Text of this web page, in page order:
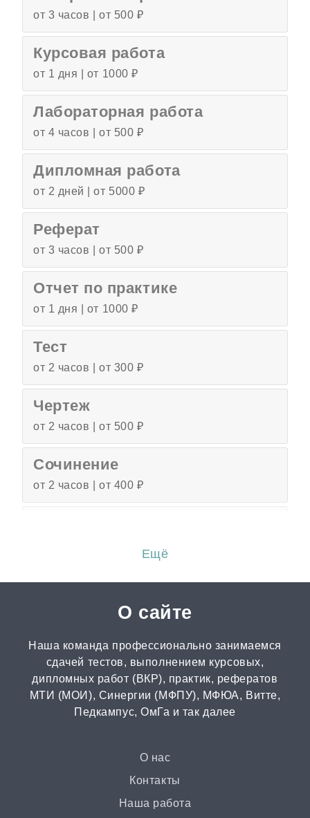
от 3 часов | от 500 ₽
Курсовая работа
от 1 дня | от 1000 ₽
Лабораторная работа
от 4 часов | от 500 ₽
Дипломная работа
от 2 дней | от 5000 ₽
Реферат
от 3 часов | от 500 ₽
Отчет по практике
от 1 дня | от 1000 ₽
Тест
от 2 часов | от 300 ₽
Чертеж
от 2 часов | от 500 ₽
Сочинение
от 2 часов | от 400 ₽
Перевод
от 2 часов | от 300 ₽
Диссертация
от 15 дней | от 15000 ₽
Бизнес-план
от 3 часов | от 500 ₽
от 3 часов | от 500 ₽
Ещё
О сайте
Наша команда профессионально занимаемся
сдачей тестов, выполнением курсовых,
дипломных работ (ВКР), практик, рефератов
МТИ (МОИ), Синергии (МФПУ), МФЮА, Витте,
Педкампус, ОмГа и так далее
О нас
Контакты
Наша работа